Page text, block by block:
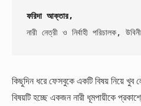
ফরিদা আক্তার,
নারী নেত্রী ও নির্বাহী পরিচালক,
কিছুদিন ধরে ফেসবুকে একটি বিষয় নিয়ে খুব
বিষয়টি হচ্ছে একজন নারী ধূমপায়ীকে